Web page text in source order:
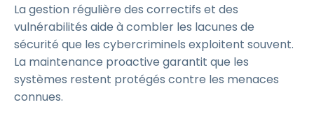
La gestion régulière des correctifs et des
vulnérabilités aide à combler les lacunes de
sécurité que les cybercriminels exploitent souvent.
La maintenance proactive garantit que les
systèmes restent protégés contre les menaces
connues.